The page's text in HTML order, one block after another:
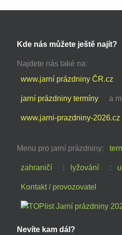
Kde nás můžete ještě najít?
Najdete nás také na:
www.jarní prázdniny ČR.cz
jarní prázdniny termíny a
www.jarni-prazdniny-2026.cz
Menu pro jarní prázdniny:
zahraničí : lyžování :
Kontakt / provozovatel
Nevíte kam dál?